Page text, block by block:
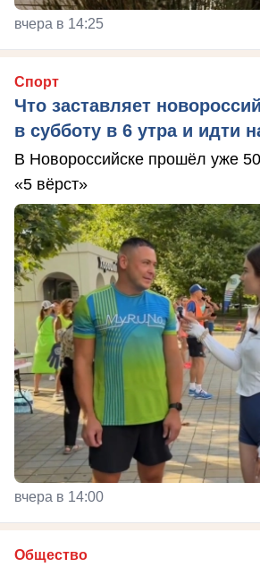
вчера в 14:25
Спорт
Что заставляет
в субботу в 6 утра и идти
В Новороссийске прошёл уже
«5 вёрст»
вчера в 14:00
Общество